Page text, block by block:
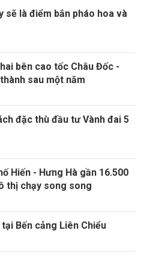
sẽ là điểm bắn pháo hoa và
bên cao tốc Châu Đốc -
sau một năm
đặc thù đầu tư Vành đai 5
Hiến - Hưng Hà gần 16.500
thị chạy song song
Bến cảng Liên Chiểu